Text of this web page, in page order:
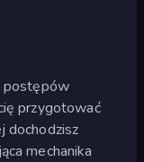
postępów
przygotować
dochodzisz
mechanika